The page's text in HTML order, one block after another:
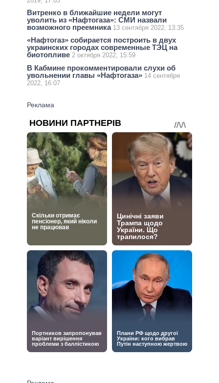
Витренко в ближайшие недели могут
уволить из «Нафтогаза»: СМИ назвали
возможного преемника 13 сентября 2022, 13:35
«Нафтогаз» собирается построить в двух
украинских городах современные ТЭЦ на
биотопливе 2 октября 2022, 15:59
В Кабмине прокомментировали слухи об
увольнении главы «Нафтогаза» 14 сентября
2022, 16:07